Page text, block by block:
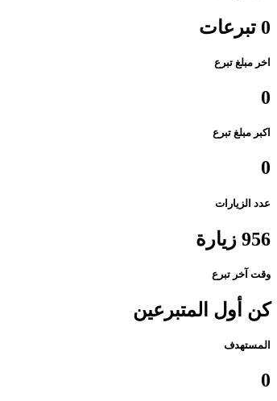
0 تبرعات
اخر مبلغ تبرع
0
اكبر مبلغ تبرع
0
عدد الزيارات
956 زيارة
وقت آخر تبرع
كن أول المتبرعين
المستهدف
0